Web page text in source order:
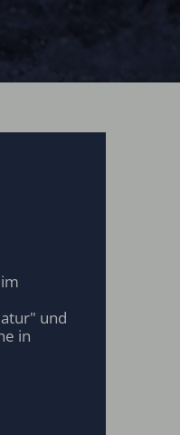
und
in